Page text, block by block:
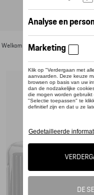
Welkom >Voor u >Bagage > Detail